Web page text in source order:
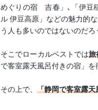
めぐりの宿 吉春」､「伊豆
ル 伊豆高原」などの魅力的
う人も多いのではないのだろ
そこでローカルベストでは旅
で客室露天風呂付きの宿」
その上で、 「静岡で客室露